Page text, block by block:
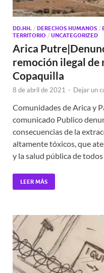
DD.HH. / DERECHOS HUMANOS /
TERRITORIO / UNCATEGORIZED
Arica
remoción ilegal de
Copaquilla
8 de abril de 2021 - Dejar un
Comunidades de Arica y
comunicado Publico
consecuencias de la
altamente tóxicos, que
y la salud pública de todos
LEER MÁS